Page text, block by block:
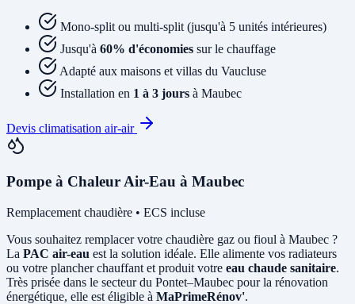
Mono-split ou multi-split (jusqu'à 5 unités intérieures)
Jusqu'à 60% d'économies sur le chauffage
Adapté aux maisons et villas du Vaucluse
Installation en 1 à 3 jours à Maubec
Devis climatisation air-air
Pompe à Chaleur Air-Eau à Maubec
Remplacement chaudière • ECS incluse
Vous souhaitez remplacer votre chaudière gaz ou fioul à Maubec ?
La PAC air-eau est la solution idéale. Elle alimente vos radiateurs
ou votre plancher chauffant et produit votre eau chaude sanitaire.
Très prisée dans le secteur du Pontet–Maubec pour la rénovation
énergétique, elle est éligible à MaPrimeRénov'.